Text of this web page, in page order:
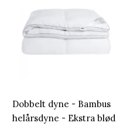
Dobbelt dyne - Bambus
helårsdyne - Ekstra blød